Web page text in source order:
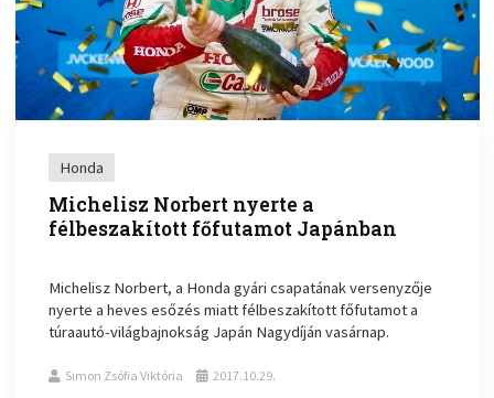
Honda
Michelisz Norbert nyerte a
félbeszakított főfutamot Japánban
Michelisz Norbert, a Honda gyári csapatának versenyzője
nyerte a heves esőzés miatt félbeszakított főfutamot a
túraautó-világbajnokság Japán Nagydíján vasárnap.
Simon Zsófia Viktória 2017.10.29.